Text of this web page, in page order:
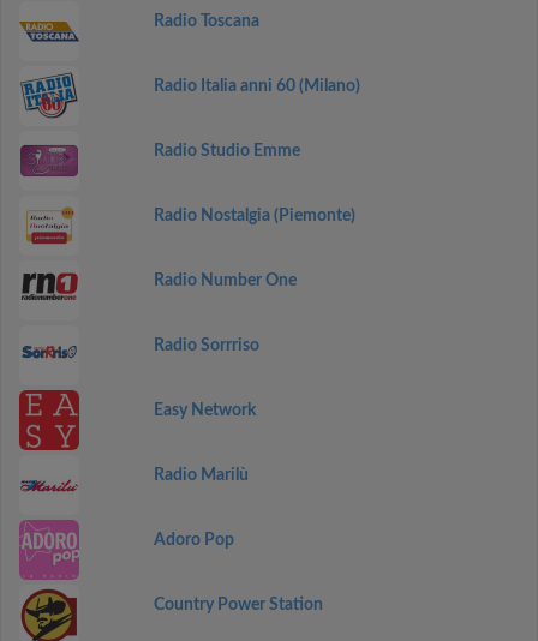
Radio Toscana
Radio Italia anni 60 (Milano)
Radio Studio Emme
Radio Nostalgia (Piemonte)
Radio Number One
Radio Sorrriso
Easy Network
Radio Marilù
Adoro Pop
Country Power Station